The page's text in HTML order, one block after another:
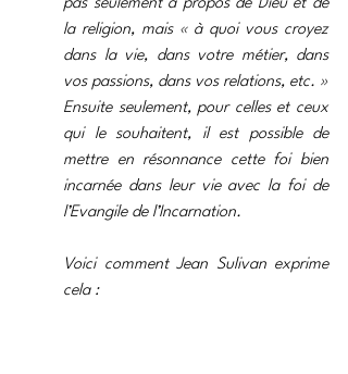
pas seulement à propos de Dieu et de
la religion, mais « à quoi vous croyez
dans la vie, dans votre métier, dans
vos passions, dans vos relations, etc. »
Ensuite seulement, pour celles et ceux
qui le souhaitent, il est possible de
mettre en résonnance cette foi bien
incarnée dans leur vie avec la foi de
l’Evangile de l’Incarnation.
Voici comment Jean Sulivan exprime
cela :